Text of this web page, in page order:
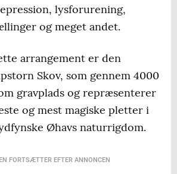
lysforurening,
og meget andet.
arrangement er den
Skov, som gennem 4000
gravplads og repræsenterer
og mest magiske pletter i
Øhavs naturrigdom.
FORTSÆTTER EFTER ANNONCEN